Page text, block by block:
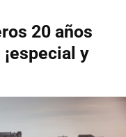
20 años
y